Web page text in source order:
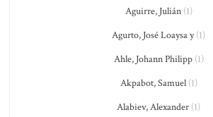
Aguirre, Julián(1)
Agurto, José Loaysa y(1)
Ahle, Johann Philipp(1)
Akpabot, Samuel(1)
Alabiev, Alexander (1)